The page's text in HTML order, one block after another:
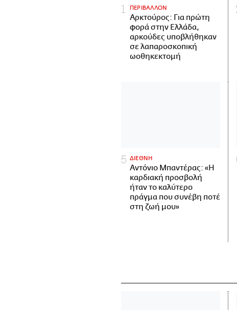
ΠΕΡΙΒΑΛΛΟΝ
Αρκτούρος: Για πρώτη
φορά στην Ελλάδα,
αρκούδες υποβλήθηκαν
σε λαπαροσκοπική
ωοθηκεκτομή
ΔΙΕΘΝΗ
Αντόνιο Μπαντέρας: «Η
καρδιακή προσβολή
ήταν το καλύτερο
πράγμα που συνέβη ποτέ
στη ζωή μου»